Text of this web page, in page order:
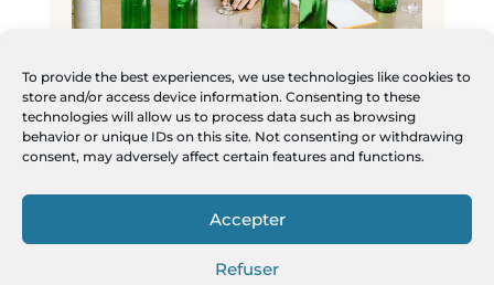
To provide the best experiences, we use technologies like cookies to
store and/or access device information. Consenting to these
technologies will allow us to process data such as browsing
behavior or unique IDs on this site. Not consenting or withdrawing
consent, may adversely affect certain features and functions.
Accepter
Refuser
MASTER BLENDER
François Chartier a su opérer une petite
révolution dans le monde très codifié
l’assemblage, comme pour le bon vin,
le champagne ou le whisky.